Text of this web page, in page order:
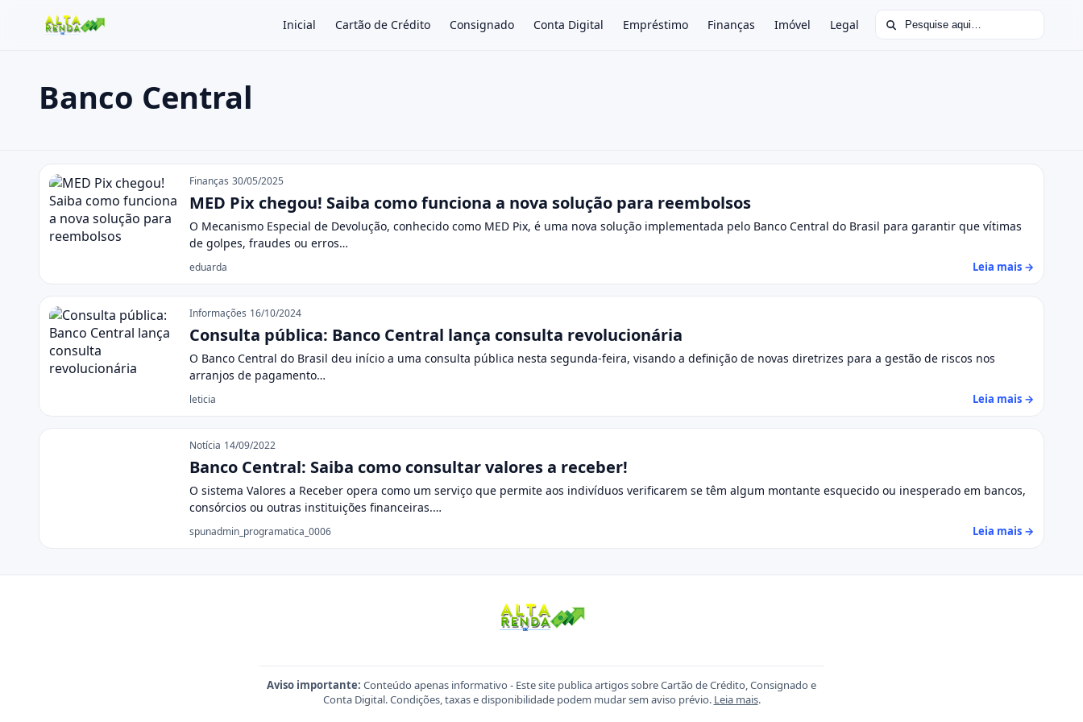
Inicial Cartão de Crédito Consignado Conta Digital Empréstimo Finanças Imóvel Legal Buscar por:
Buscar no site
Pressione Enter para buscar ou ESC para fechar.
Banco Central
Banco Central Finanças 30/05/2025
MED Pix chegou! Saiba como funciona a nova solução para reembolsos
O Mecanismo Especial de Devolução, conhecido como MED Pix, é uma nova solução implementada pelo Banco Central do Brasil para garantir que vítimas
de golpes, fraudes ou erros…
eduarda Leia mais →
Informações 16/10/2024
Consulta pública: Banco Central lança consulta revolucionária
O Banco Central do Brasil deu início a uma consulta pública nesta segunda-feira, visando a definição de novas diretrizes para a gestão de riscos nos
arranjos de pagamento…
leticia Leia mais →
Notícia 14/09/2022
Banco Central: Saiba como consultar valores a receber!
O sistema Valores a Receber opera como um serviço que permite aos indivíduos verificarem se têm algum montante esquecido ou inesperado em bancos,
consórcios ou outras instituições financeiras.…
spunadmin_programatica_0006 Leia mais →
Aviso importante: Conteúdo apenas informativo - Este site publica artigos sobre Cartão de Crédito, Consignado e
Conta Digital. Condições, taxas e disponibilidade podem mudar sem aviso prévio. Leia mais.